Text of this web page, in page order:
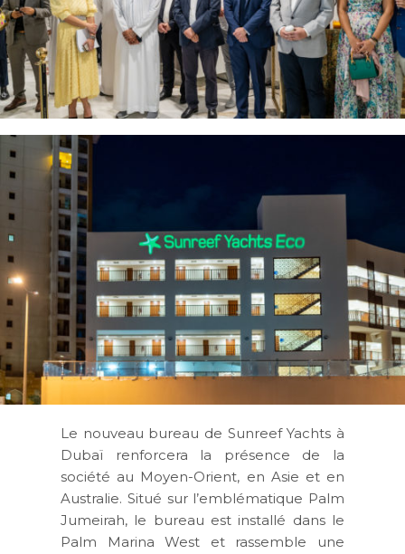
Le nouveau bureau de Sunreef Yachts à
Dubaï renforcera la présence de la
société au Moyen-Orient, en Asie et en
Australie. Situé sur l’emblématique Palm
Jumeirah, le bureau est installé dans le
Palm Marina West et rassemble une